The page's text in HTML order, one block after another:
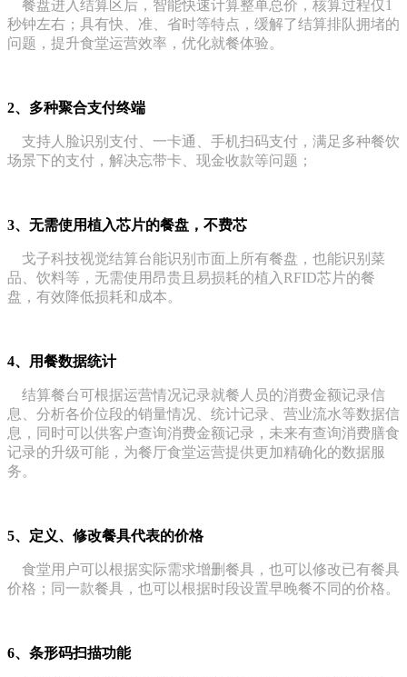
餐盘进入结算区后，智能快速计算整单总价，核算过程仅1
秒钟左右；具有快、准、省时等特点，缓解了结算排队拥堵的
问题，提升食堂运营效率，优化就餐体验。
2、多种聚合支付终端
支持人脸识别支付、一卡通、手机扫码支付，满足多种餐饮
场景下的支付，解决忘带卡、现金收款等问题；
3、无需使用植入芯片的餐盘，不费芯
戈子科技视觉结算台能识别市面上所有餐盘，也能识别菜
品、饮料等，无需使用昂贵且易损耗的植入RFID芯片的餐
盘，有效降低损耗和成本。
4、用餐数据统计
结算餐台可根据运营情况记录就餐人员的消费金额记录信
息、分析各价位段的销量情况、统计记录、 营业流水等数据信
息，同时可以供客户查询消费金额记录，未来有查询消费膳食
记录的升级可能，为餐厅食堂运营提供更加精确化的数据服
务。
5、定义、修改餐具代表的价格
食堂用户可以根据实际需求增删餐具，也可以修改已有餐具
价格；同一款餐具，也可以根据时段设置早晚餐不同的价格。
6、条形码扫描功能